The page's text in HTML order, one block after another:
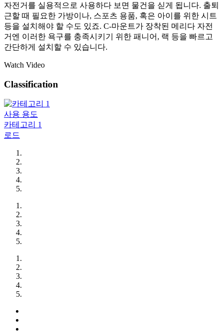
자전거를 실용적으로 사용하다 보면 물건을 싣게 됩니다. 출퇴
근할 때 필요한 가방이나, 스포츠 용품, 혹은 아이를 위한 시트
등을 설치해야 할 수도 있죠. C-마운트가 장착된 메리다 자전
거엔 이러한 욕구를 충족시키기 위한 패니어, 랙 등을 빠르고
간단하게 설치할 수 있습니다.
Watch Video
Classification
사용 용도
카테고리 1
로드